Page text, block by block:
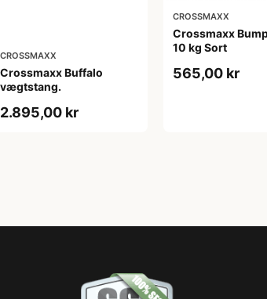
CROSSMAXX
Crossmaxx Buffalo
vægtstang.
2.895,00 kr
CROSSMAXX
Crossmaxx
10 kg Sort
565,00 kr